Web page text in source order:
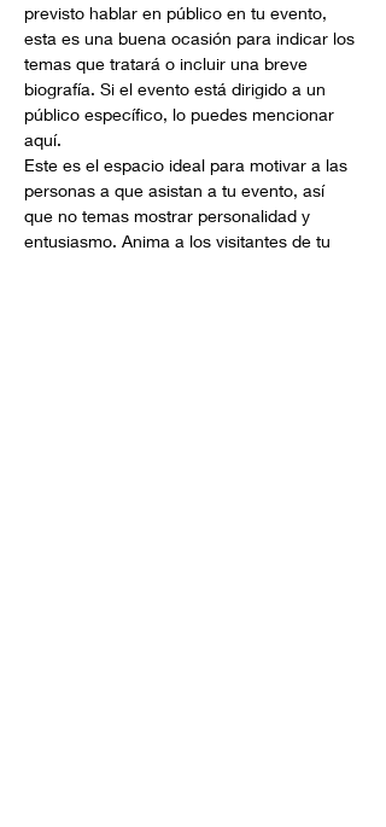
previsto hablar en público en tu evento,
esta es una buena ocasión para indicar los
temas que tratará o incluir una breve
biografía. Si el evento está dirigido a un
público específico, lo puedes mencionar
aquí.
Este es el espacio ideal para motivar a las
personas a que asistan a tu evento, así
que no temas mostrar personalidad y
entusiasmo. Anima a los visitantes de tu